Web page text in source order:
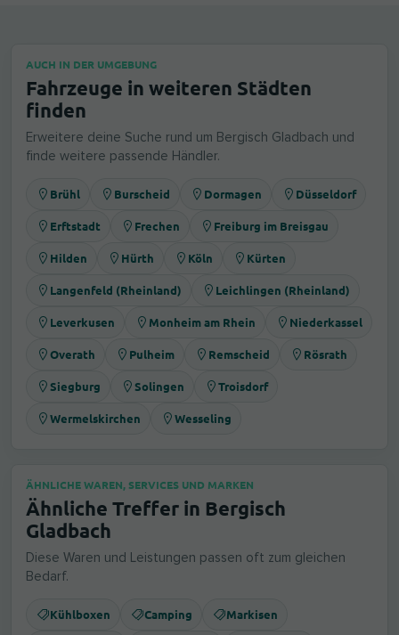
AUCH IN DER UMGEBUNG
Fahrzeuge in weiteren Städten
finden
Erweitere deine Suche rund um Bergisch Gladbach und
finde weitere passende Händler.
Brühl Burscheid Dormagen Düsseldorf
Erftstadt Frechen Freiburg im Breisgau
Hilden Hürth Köln Kürten
Langenfeld (Rheinland) Leichlingen (Rheinland)
Leverkusen Monheim am Rhein Niederkassel
Overath Pulheim Remscheid Rösrath
Siegburg Solingen Troisdorf
Wermelskirchen Wesseling
ÄHNLICHE WAREN, SERVICES UND MARKEN
Ähnliche Treffer in Bergisch
Gladbach
Diese Waren und Leistungen passen oft zum gleichen
Bedarf.
Kühlboxen Camping Markisen